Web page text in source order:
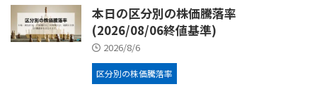
本日の区分別の株価騰落率
(2026/08/06終値基準)
2026/8/6
区分別の株価騰落率